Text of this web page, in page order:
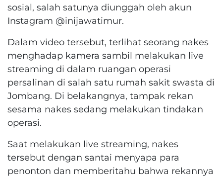
sosial, salah satunya diunggah oleh akun
Instagram @inijawatimur.
Dalam video tersebut, terlihat seorang nakes
menghadap kamera sambil melakukan live
streaming di dalam ruangan operasi
persalinan di salah satu rumah sakit swasta di
Jombang. Di belakangnya, tampak rekan
sesama nakes sedang melakukan tindakan
operasi.
Saat melakukan live streaming, nakes
tersebut dengan santai menyapa para
penonton dan memberitahu bahwa rekannya